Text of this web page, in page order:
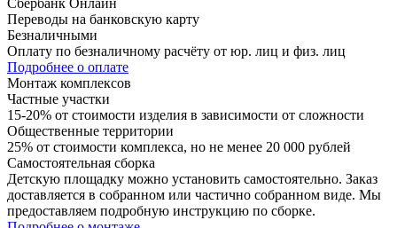
Переводы на банковскую карту
Безналичными
Оплату по безналичному расчёту от юр. лиц и физ. лиц
Подробнее о оплате
Монтаж комплексов
Частные участки
15-20% от стоимости изделия в зависимости от сложности
Общественные территории
25% от стоимости комплекса, но не менее 20 000 рублей
Самостоятельная сборка
Детскую площадку можно установить самостоятельно. Заказ
доставляется в собранном или частично собранном виде. Мы
предоставляем подробную инструкцию по сборке.